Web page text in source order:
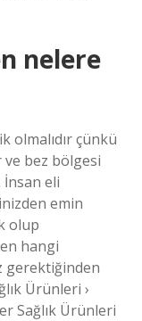
nelere
olmalıdır çünkü
bez bölgesi
İnsan eli
emin
olup
hangi
gerektiğinden
Ürünleri ›
Sağlık Ürünleri